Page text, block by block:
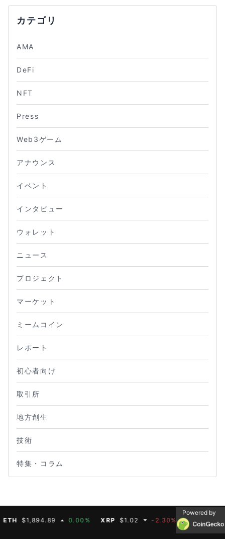
カテゴリ
AMA
DeFi
NFT
Press
Web3ゲーム
アナウンス
イベント
インタビュー
ウォレット
ニュース
プロジェクト
マーケット
ミームコイン
レポート
初心者向け
取引所
地方創生
技術
特集・コラム
$1,894.89 0.00% XRP $1.02 -2.30% BNB $587.07
Powered by